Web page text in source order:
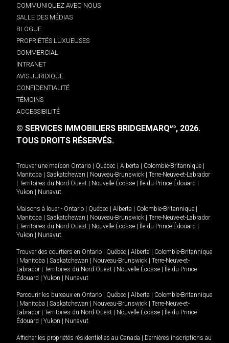
COMMUNIQUEZ AVEC NOUS
SALLE DES MÉDIAS
BLOGUE
PROPRIÉTÉS LUXUEUSES
COMMERCIAL
INTRANET
AVIS JURIDIQUE
CONFIDENTIALITÉ
TÉMOINS
ACCESSIBILITÉ
© SERVICES IMMOBILIERS BRIDGEMARQMD, 2026.
TOUS DROITS RÉSERVÉS.
Trouver une maison Ontario Québec Alberta Colombie-Britannique
Manitoba
Saskatchewan Nouveau-Brunswick
Terre-Neuve-et-Labrador
Territoires du Nord-Ouest Nouvelle-Écosse Île-du-Prince-Édouard
Yukon
Nunavut.
Maisons à louer - Ontario Québec Alberta Colombie-Britannique
Manitoba
Saskatchewan Nouveau-Brunswick
Terre-Neuve-et-Labrador
Territoires du Nord-Ouest Nouvelle-Écosse Île-du-Prince-Édouard
Yukon
Nunavut.
Trouver des courtiers en Ontario Québec Alberta
Colombie-Britannique
Manitoba Saskatchewan Nouveau-Brunswick
Terre-Neuve-et-
Labrador
Territoires du Nord-Ouest Nouvelle-Écosse
Île-du-Prince-
Édouard
Yukon Nunavut
Parcourir les bureaux en Ontario Québec Alberta
Colombie-Britannique
Manitoba Saskatchewan Nouveau-Brunswick
Terre-Neuve-et-
Labrador
Territoires du Nord-Ouest Nouvelle-Écosse
Île-du-Prince-
Édouard
Yukon Nunavut
Afficher les propriétés résidentielles au Canada
Dernières inscriptions au